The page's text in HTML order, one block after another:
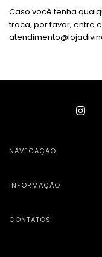
Caso você tenha
troca, por favor, entre
NAVEGAÇÃO
INFORMAÇÃO
CONTATOS